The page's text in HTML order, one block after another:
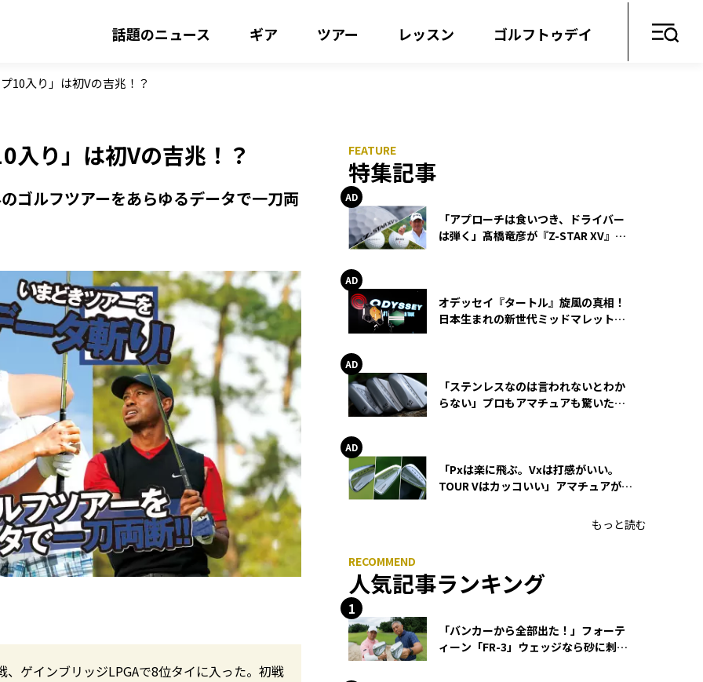
話題のニュース ギア ツアー レッスン ゴルフトゥデイ
10入り」は初Vの吉兆！？
入り」は初Vの吉兆！？
ゴルフツアーをあらゆるデータで一刀両
ゲインブリッジLPGAで8位タイに入った。初戦
特集記事
「アプローチは食いつき、ドライバー
は弾く」髙橋竜彦が『Z-STAR XV』を
オデッセイ『タートル』旋風の真相！
日本生まれの新世代ミッドマレットが
「ステンレスなのは言われないとわか
らない」プロもアマチュアも驚いた
「Pxは楽に飛ぶ。Vxは打感がいい。
TOUR Vはカッコいい」アマチュアが選
もっと読む
人気記事ランキング
「バンカーから全部出た！」フォーテ
ィーン「FR-3」ウェッジなら砂に刺さ